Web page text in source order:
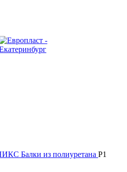
Балки из полиуретана Р1